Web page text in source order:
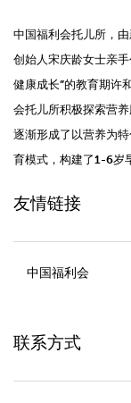
中国福利会托儿所，
创始人宋庆龄女士亲
健康成长”的教育期许
会托儿所积极探索营
逐渐形成了以营养为
育模式，构建了1-6岁
友情链接
中国福利会
联系方式